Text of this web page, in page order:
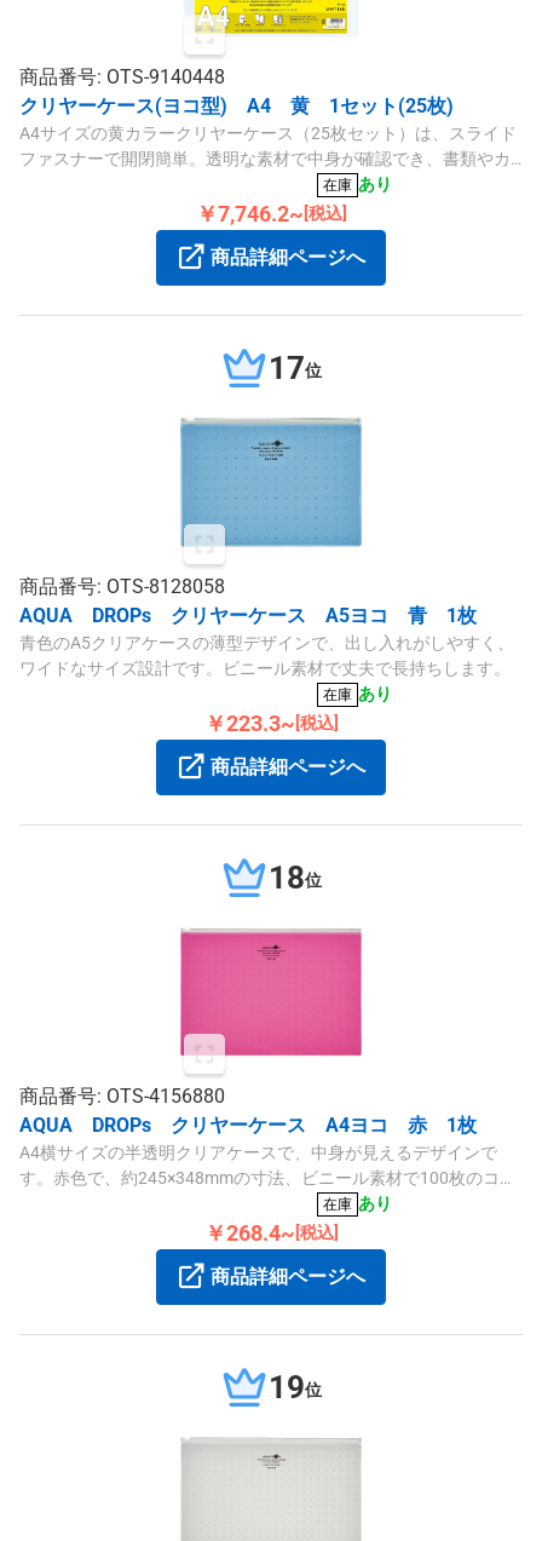
商品番号: OTS-9140448
クリヤーケース(ヨコ型) A4 黄 1セット(25枚)
A4サイズの黄カラークリヤーケース（25枚セット）は、スライド
ファスナーで開閉簡単。透明な素材で中身が確認でき、書類やカ
在庫 あり
￥7,746.2~ [税込]
商品詳細ページへ
17位
商品番号: OTS-8128058
AQUA DROPs クリヤーケース A5ヨコ 青 1枚
青色のA5クリアケースの薄型デザインで、出し入れがしやすく、
ワイドなサイズ設計です。ビニール素材で丈夫で長持ちします。
在庫 あり
￥223.3~ [税込]
商品詳細ページへ
18位
商品番号: OTS-4156880
AQUA DROPs クリヤーケース A4ヨコ 赤 1枚
A4横サイズの半透明クリアケースで、中身が見えるデザインで
す。赤色で、約245×348mmの寸法、ビニール素材で100枚のコピ
ー用紙を収納可能です。長時間の保管も安心の設計です。
在庫 あり
￥268.4~ [税込]
商品詳細ページへ
19位